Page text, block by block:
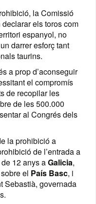
la Comissió
els toros com
espanyol, no
darrer esforç tant
taurins.
a prop d’aconseguir
el compromís
de recopilar les
de les 500.000
al Congrés dels
la prohibició a
de l’entrada a
12 anys aGalicia,
el País Basc, i
Sebastià, governada